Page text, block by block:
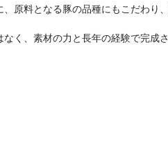
原料となる豚の品種にもこだわ
く、素材の力と長年の経験で完